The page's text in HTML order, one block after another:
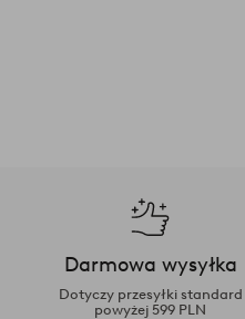
Darmowa wysyłka
Dotyczy przesyłki standard
powyżej 599 PLN